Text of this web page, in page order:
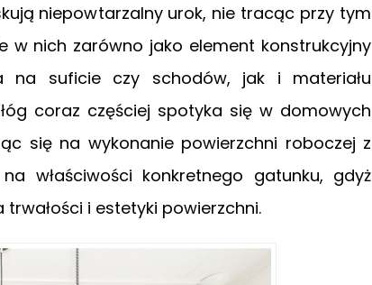
niepowtarzalny urok, nie tracąc przy tym
w nich zarówno jako element konstrukcyjny
na suficie czy schodów, jak i materiału
coraz częściej spotyka się w domowych
się na wykonanie powierzchni roboczej z
właściwości konkretnego gatunku, gdyż
i estetyki powierzchni.